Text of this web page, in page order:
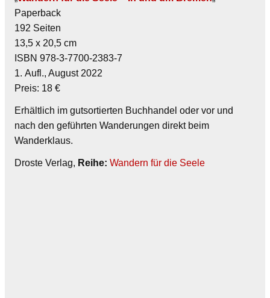
Paperback
192 Seiten
13,5 x 20,5 cm
ISBN 978-3-7700-2383-7
1. Aufl., August 2022
Preis: 18 €
Erhältlich im gutsortierten Buchhandel oder vor und
nach den geführten Wanderungen direkt beim
Wanderklaus.
Droste Verlag, Reihe: Wandern für die Seele